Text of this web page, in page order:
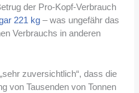
der Pro-Kopf-Verbrauch
221 kg – was ungefähr das
Verbrauchs in anderen
zuversichtlich“, dass die
von Tausenden von Tonnen